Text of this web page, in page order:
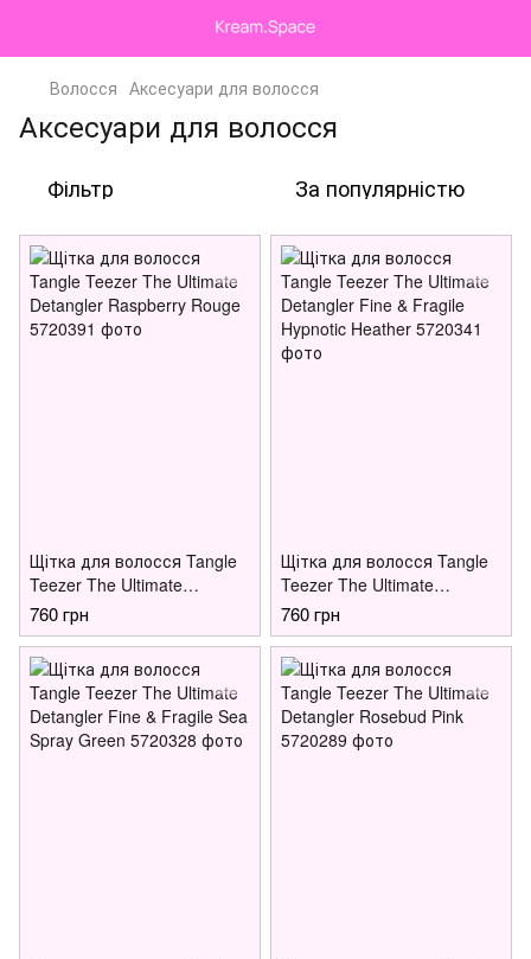
Волосся Аксесуари для волосся
Аксесуари для волосся
Фільтр За популярністю
Щітка для волосся Tangle
Teezer The Ultimate
Detangler Raspberry Rouge
760 грн
Щітка для волосся Tangle
Teezer The Ultimate
Detangler Fine & Fragile
Hypnotic Heather
760 грн